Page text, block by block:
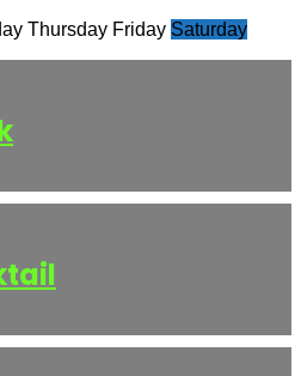
Thursday Friday Saturday